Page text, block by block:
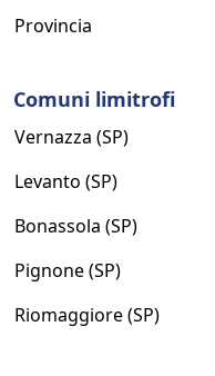
Provincia
Comuni limitrofi
Vernazza (SP)
Levanto (SP)
Bonassola (SP)
Pignone (SP)
Riomaggiore (SP)